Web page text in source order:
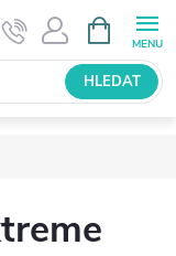
NÁKUPNÍ
KOŠÍK
HLEDAT